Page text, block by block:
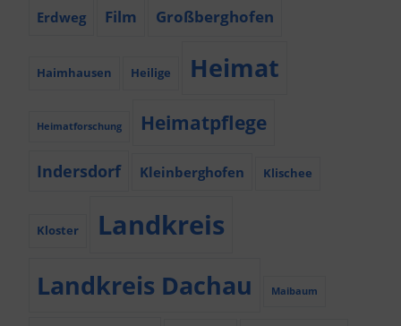
Erdweg Film Großberghofen
Haimhausen Heilige Heimat
Heimatforschung Heimatpflege
Indersdorf Kleinberghofen Klischee
Kloster Landkreis
Landkreis Dachau Maibaum